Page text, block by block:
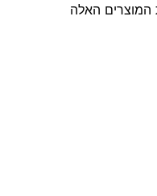
המוצרים האלה